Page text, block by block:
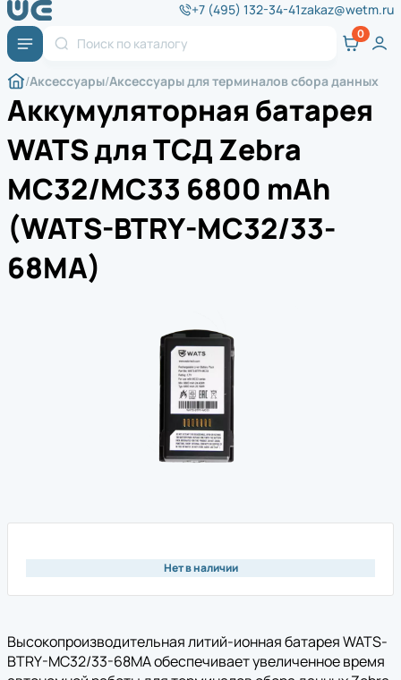
+7 (495) 132-34-41zakaz@wetm.ru
Аксессуары Аксессуары для терминалов сбора данных
Аккумуляторная батарея
WATS для ТСД Zebra
MC32/MC33 6800 mAh
(WATS-BTRY-MC32/33-
68MA)
Нет в наличии
Высокопроизводительная литий-ионная батарея WATS-
BTRY-MC32/33-68MA обеспечивает увеличенное время